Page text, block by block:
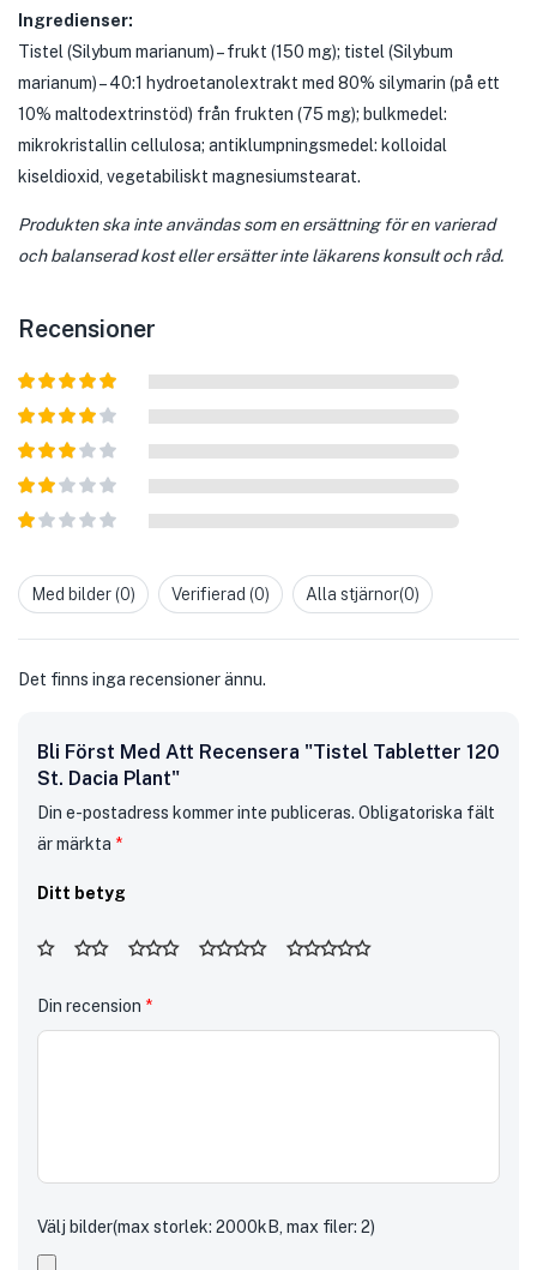
Ingredienser:
Tistel (Silybum marianum) – frukt (150 mg); tistel (Silybum
marianum) – 40:1 hydroetanolextrakt med 80% silymarin (på ett
10% maltodextrinstöd) från frukten (75 mg); bulkmedel:
mikrokristallin cellulosa; antiklumpningsmedel: kolloidal
kiseldioxid, vegetabiliskt magnesiumstearat.
Produkten ska inte användas som en ersättning för en varierad
och balanserad kost eller ersätter inte läkarens konsult och råd.
Recensioner
Betygsatt5
av 5
Betygsatt
4av 5
Betygsatt
3av 5
Betygsatt
2av
avMed bilder (0) Verifierad (0) Alla stjärnor(0)
Det finns inga recensioner ännu.
Bli Först Med Att Recensera "Tistel Tabletter 120
St. Dacia Plant"
Din e-postadress kommer inte publiceras. Obligatoriska fält
är märkta *
Ditt betyg
Din recension *
Välj bilder(max storlek: 2000kB, max filer: 2)